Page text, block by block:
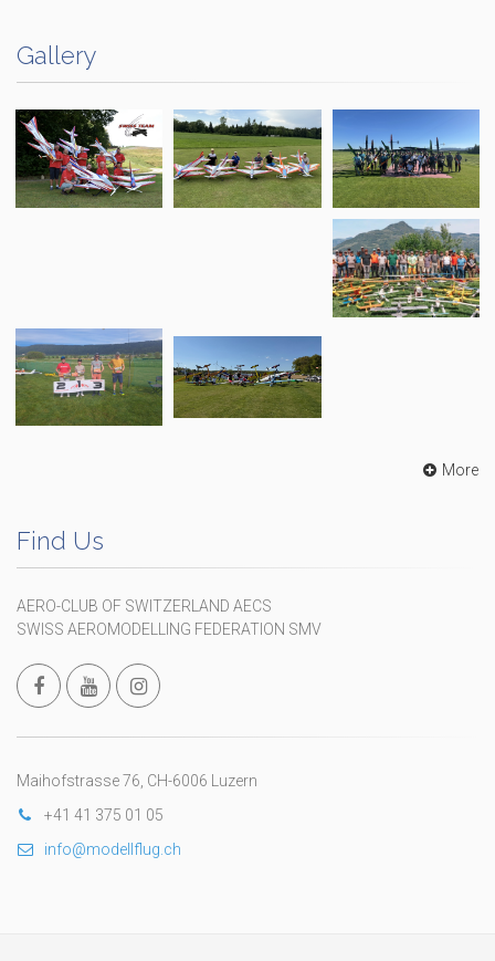
Gallery
More
Find Us
AERO-CLUB OF SWITZERLAND AECS
SWISS AEROMODELLING FEDERATION SMV
Maihofstrasse 76, CH-6006 Luzern
+41 41 375 01 05
info@modellflug.ch